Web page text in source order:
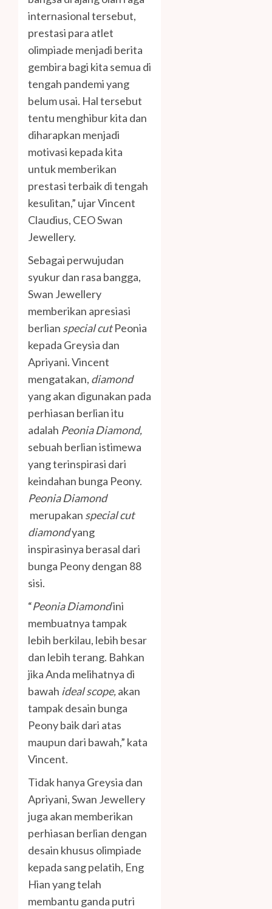
internasional tersebut,
prestasi para atlet
olimpiade menjadi berita
gembira bagi kita semua di
tengah pandemi yang
belum usai. Hal tersebut
tentu menghibur kita dan
diharapkan menjadi
motivasi kepada kita
untuk memberikan
prestasi terbaik di tengah
kesulitan,” ujar Vincent
Claudius, CEO Swan
Jewellery.
Sebagai perwujudan
syukur dan rasa bangga,
Swan Jewellery
memberikan apresiasi
berlian special cutPeonia
kepada Greysia dan
Apriyani. Vincent
mengatakan, diamond
yang akan digunakan pada
perhiasan berlian itu
adalah Peonia Diamond,
sebuah berlian istimewa
yang terinspirasi dari
keindahan bunga Peony.
Peonia Diamond
merupakan special cut
diamondyang
inspirasinya berasal dari
bunga Peony dengan 88
sisi.
“Peonia Diamondini
membuatnya tampak
lebih berkilau, lebih besar
dan lebih terang. Bahkan
jika Anda melihatnya di
bawah ideal scope,akan
tampak desain bunga
Peony baik dari atas
maupun dari bawah,” kata
Vincent.
Tidak hanya Greysia dan
Apriyani, Swan Jewellery
juga akan memberikan
perhiasan berlian dengan
desain khusus olimpiade
kepada sang pelatih, Eng
Hian yang telah
membantu ganda putri